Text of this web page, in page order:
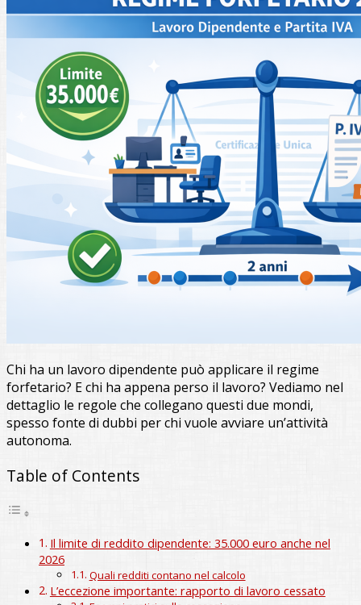
Chi ha un lavoro dipendente può applicare il regime
forfetario? E chi ha appena perso il lavoro? Vediamo nel
dettaglio le regole che collegano questi due mondi,
spesso fonte di dubbi per chi vuole avviare un’attività
autonoma.
Table of Contents
Il limite di reddito dipendente: 35.000 euro anche nel
2026
Quali redditi contano nel calcolo
L’eccezione importante: rapporto di lavoro cessato